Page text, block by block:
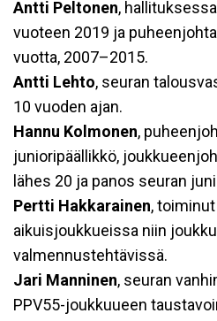
Antti Peltonen,
vuoteen 2019 ja
vuotta, 2007–2015.
Antti Lehto, seuran
10 vuoden ajan.
Hannu Kolmonen,
junioripäällikkö,
lähes 20 ja panos seuran
Pertti Hakkarainen,
aikuisjoukkueissa niin
valmennustehtävissä.
Jari Manninen, seuran
PPV55-joukkuueen